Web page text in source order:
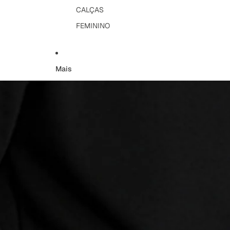
CALÇAS
FEMININO
Mais